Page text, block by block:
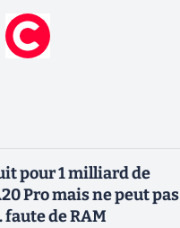
pour 1 milliard de
Pro mais ne peut pas
faute de RAM